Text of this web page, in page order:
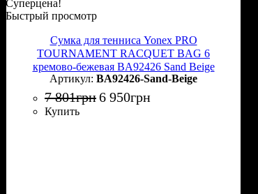
Суперцена!
Быстрый просмотр
Сумка для тенниса Yonex PRO
TOURNAMENT RACQUET BAG 6
кремово-бежевая BA92426 Sand Beige
BA92426-Sand-Beige
7 801грн6 950грн
Купить